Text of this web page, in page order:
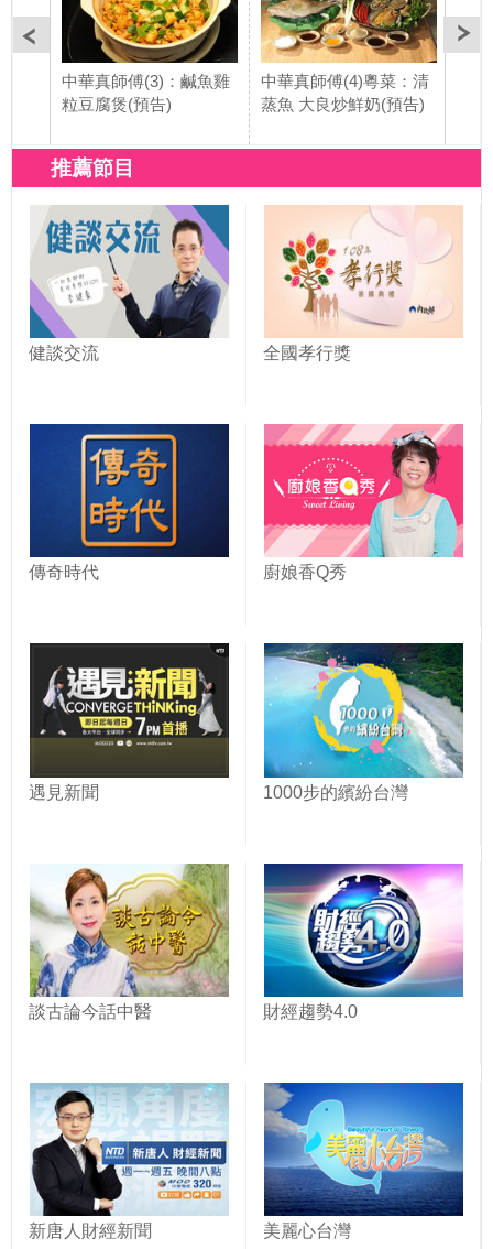
中華真師傅(3)：鹹魚雞
粒豆腐煲(預告)
中華真師傅(4)粵菜：清
蒸魚 大良炒鮮奶(預告)
推薦節目
健談交流 全國孝行獎
傳奇時代 廚娘香Q秀
遇見新聞 1000步的繽紛台灣
談古論今話中醫 財經趨勢4.0
新唐人財經新聞 美麗心台灣